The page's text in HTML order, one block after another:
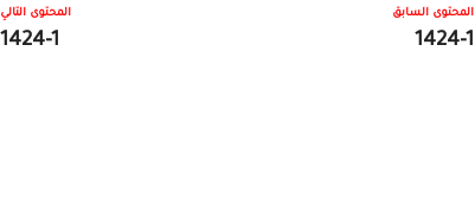
المحتوى السابق
1424-1
المحتوى التالي
1424-1